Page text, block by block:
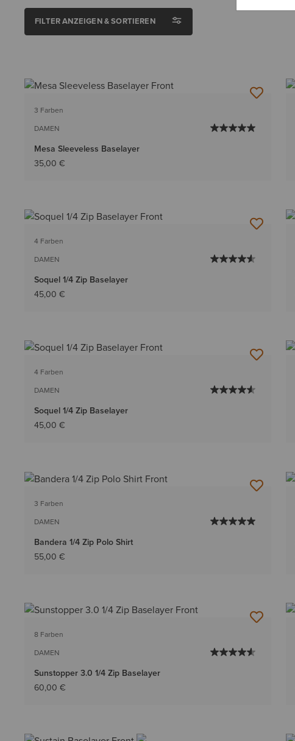
FILTER ANZEIGEN & SORTIEREN
3 Farben
DAMEN
Mesa Sleeveless Baselayer
35,00 €
4 Farben
DAMEN
Soquel 1/4 Zip Baselayer
45,00 €
4 Farben
DAMEN
Soquel 1/4 Zip Baselayer
45,00 €
3 Farben
DAMEN
Bandera 1/4 Zip Polo Shirt
55,00 €
8 Farben
DAMEN
Sunstopper 3.0 1/4 Zip Baselayer
60,00 €